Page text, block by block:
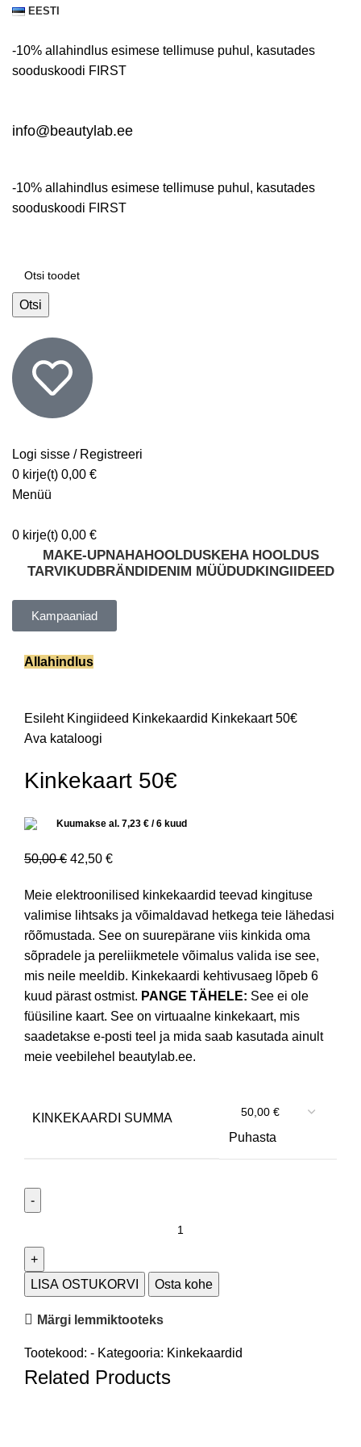
EESTI
-10% allahindlus esimese tellimuse puhul, kasutades
sooduskoodi FIRST
info@beautylab.ee
-10% allahindlus esimese tellimuse puhul, kasutades
sooduskoodi FIRST
Otsi
Logi sisse / Registreeri
0 kirje(t) 0,00 €
Menüü
0 kirje(t) 0,00 €
MAKE-UPNAHAHOOLDUSKEHA HOOLDUS
TARVIKUDBRÄNDIDENIM MÜÜDUDKINGIIDEED
Kampaaniad
Allahindlus
Esileht Kingiideed Kinkekaardid Kinkekaart 50€
Ava kataloogi
Kinkekaart 50€
Kuumakse al. 7,23 € / 6 kuud
50,00€ 42,50 €
Meie elektroonilised kinkekaardid teevad kingituse
valimise lihtsaks ja võimaldavad hetkega teie lähedasi
rõõmustada. See on suurepärane viis kinkida oma
sõpradele ja pereliikmetele võimalus valida ise see,
mis neile meeldib. Kinkekaardi kehtivusaeg lõpeb 6
kuud pärast ostmist. PANGE TÄHELE: See ei ole
füüsiline kaart. See on virtuaalne kinkekaart, mis
saadetakse e-posti teel ja mida saab kasutada ainult
meie veebilehel beautylab.ee.
KINKEKAARDI SUMMA
Puhasta
LISA OSTUKORVI Osta kohe
Märgi lemmiktooteks
Tootekood: - Kategooria: Kinkekaardid
Related Products